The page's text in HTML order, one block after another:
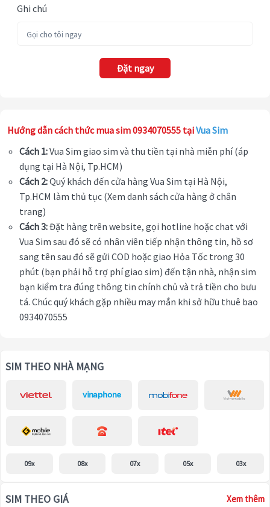
Ghi chú
Đặt ngay
Hướng dẫn cách thức mua sim 0934070555 tạiVua Sim
Cách 1:Vua Sim giao sim và thu tiền tại nhà miễn phí (áp
dụng tại Hà Nội, Tp.HCM)
Cách 2:Quý khách đến cửa hàng Vua Sim tại Hà Nội,
Tp.HCM làm thủ tục (Xem danh sách cửa hàng ở chân
trang)
Cách 3:Đặt hàng trên website, gọi hotline hoặc chat với
Vua Sim sau đó sẽ có nhân viên tiếp nhận thông tin, hồ sơ
sang tên sau đó sẽ gửi COD hoặc giao Hỏa Tốc trong 30
phút (bạn phải hỗ trợ phí giao sim) đến tận nhà, nhận sim
bạn kiểm tra đúng thông tin chính chủ và trả tiền cho bưu
tá. Chúc quý khách gặp nhiều may mắn khi sở hữu thuê bao
0934070555
SIM THEO NHÀ MẠNG
09x 08x 07x 05x 03x
SIM THEO GIÁ Xem thêm